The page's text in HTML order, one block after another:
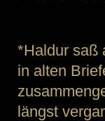
*Haldur saß
in alten
längst